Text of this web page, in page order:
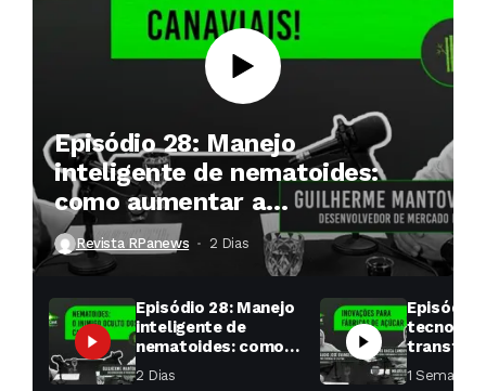
Episódio 28: Manejo
inteligente de nematoides:
como aumentar a
produtividade das soqueiras?
Revista RPanews 2 Dias ⁮
Episódio 28: Manejo
inteligente de
nematoides: como
aumentar a
produtividade das
2 Dias ⁮
Episódio
fábricas
1 Semana ⁮